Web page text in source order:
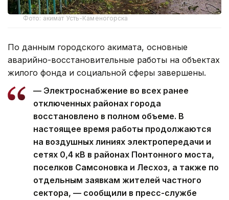
Фото: акимат Усть-Каменогорска
По данным городского акимата, основные
аварийно-восстановительные работы на объектах
жилого фонда и социальной сферы завершены.
— Электроснабжение во всех ранее
отключенных районах города
восстановлено в полном объеме. В
настоящее время работы продолжаются
на воздушных линиях электропередачи и
сетях 0,4 кВ в районах Понтонного моста,
поселков Самсоновка и Лесхоз, а также по
отдельным заявкам жителей частного
сектора, — сообщили в пресс-службе